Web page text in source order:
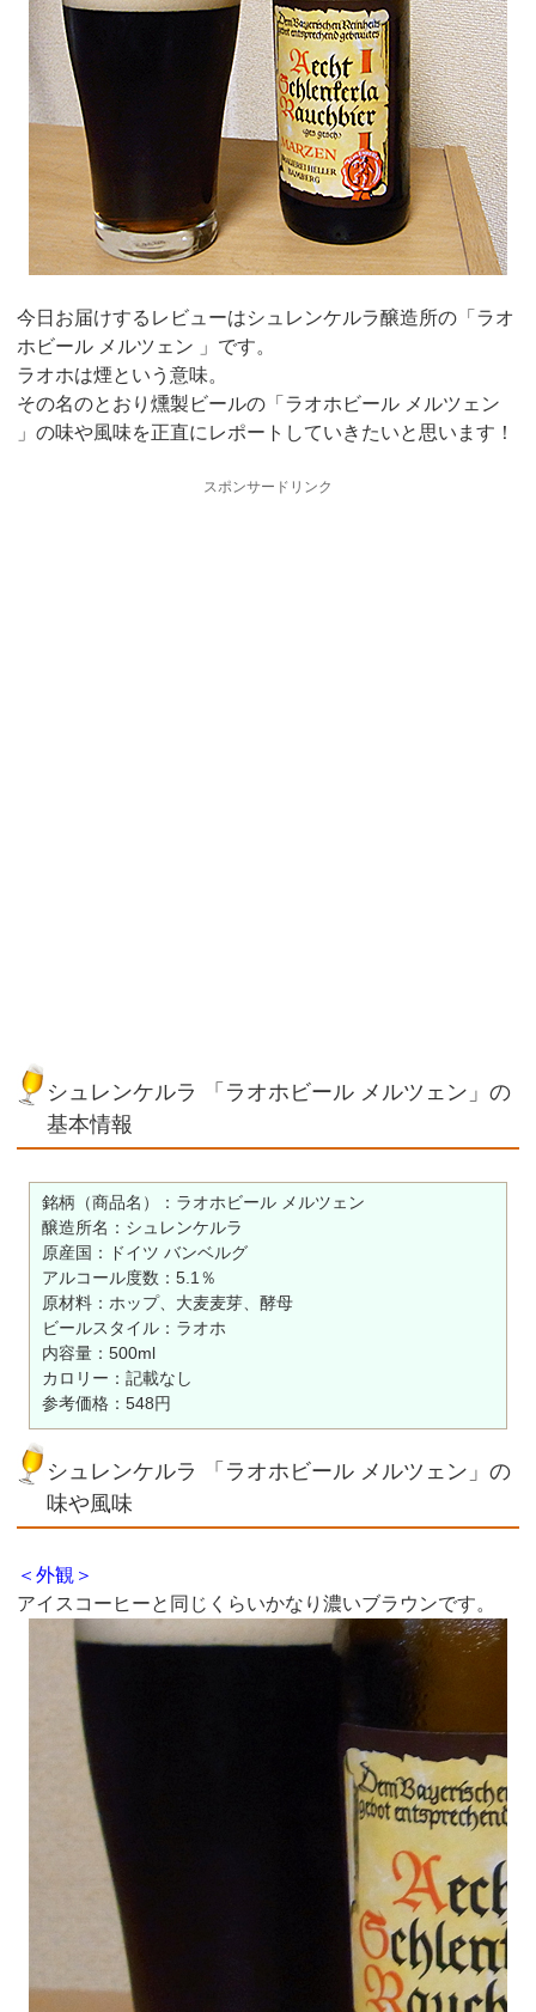
今日お届けするレビューはシュレンケルラ醸造所の「ラオ
ホビール メルツェン 」です。
ラオホは煙という意味。
その名のとおり燻製ビールの「ラオホビール メルツェン
」の味や風味を正直にレポートしていきたいと思います！
スポンサードリンク
シュレンケルラ 「ラオホビール メルツェン」の
基本情報
銘柄（商品名）：ラオホビール メルツェン
醸造所名：シュレンケルラ
原産国：ドイツ バンベルグ
アルコール度数：5.1％
原材料：ホップ、大麦麦芽、酵母
ビールスタイル：ラオホ
内容量：500ml
カロリー：記載なし
参考価格：548円
シュレンケルラ 「ラオホビール メルツェン」の
味や風味
＜外観＞
アイスコーヒーと同じくらいかなり濃いブラウンです。